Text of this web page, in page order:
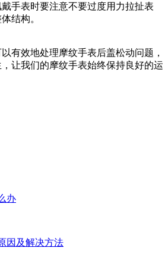
手表时要注意不要过度用力拉扯表
结构。
有效地处理摩纹手表后盖松动问题，
让我们的摩纹手表始终保持良好的运
办
因及解决方法